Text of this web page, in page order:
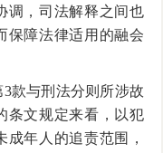
调，司法解释之间也
保障法律适用的融会
款与刑法分则所涉故
条文规定来看，以犯
年人的追责范围，